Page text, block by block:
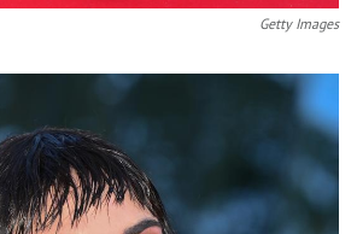
Getty Images